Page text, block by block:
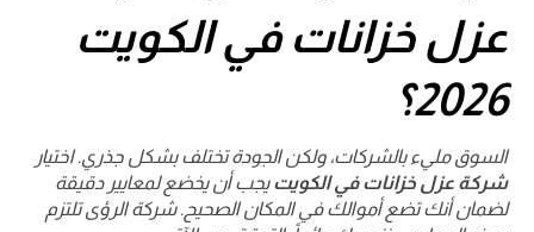
عزل خزانات في الكويت
2026؟
السوق مليء بالشركات، ولكن الجودة تختلف بشكل جذري. اختيار
شركة عزل خزانات في الكويتيجب أن يخضع لمعايير دقيقة
لضمان أنك تضع أموالك في المكان الصحيح. شركة الرؤى تلتزم